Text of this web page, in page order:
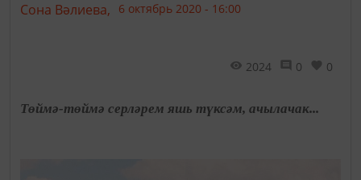
Сона Вәлиева, 6 октябрь 2020 - 16:00
2024 0 0
Төймә-төймә серләрем яшь түксәм, ачылачак...